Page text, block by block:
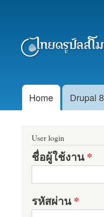
Main menu
Home Drupal 8
User login
ชื่อผู้ใช้งาน*
รหัสผ่าน*